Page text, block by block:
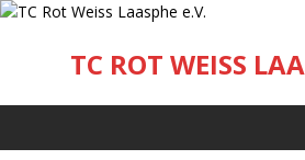
TC ROT WEISS